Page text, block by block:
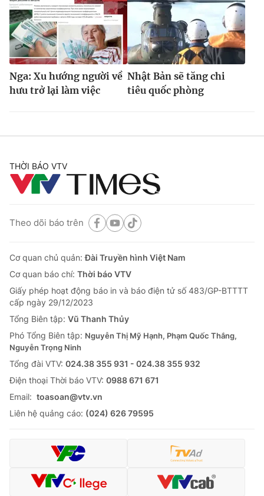
Nga: Xu hướng người về
hưu trở lại làm việc
Nhật Bản sẽ tăng chi
tiêu quốc phòng
THỜI BÁO VTV
Theo dõi báo trên
Cơ quan chủ quản:Đài Truyền hình Việt Nam
Cơ quan báo chí: Thời báo VTV
Giấy phép hoạt động báo in và báo điện tử số 483/GP-BTTTT
cấp ngày 29/12/2023
Tổng Biên tập: Vũ Thanh Thủy
Phó Tổng Biên tập: Nguyễn Thị Mỹ Hạnh, Phạm Quốc Thắng,
Nguyễn Trọng Ninh
Tổng đài VTV: 024.38 355 931 - 024.38 355 932
Ðiện thoại Thời báo VTV: 0988 671 671
Email: toasoan@vtv.vn
Liên hệ quảng cáo: (024) 626 79595